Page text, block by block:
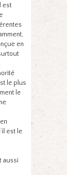
est
en
le plus
le
est le
aussi